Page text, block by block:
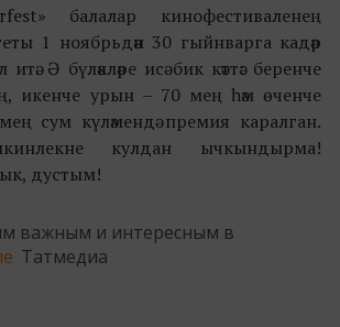
балалар кинофестиваленең
1 ноябрьдән 30 гыйнварга кадәр
Ә бүләкләре исә бик кәттә: беренче
икенче урын – 70 мең һәм өченче
сум күләмендә премия каралган.
кулдан ычкындырма!
дустым!
важным и интересным в
Татмедиа